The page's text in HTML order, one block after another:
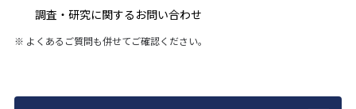
調査・研究に関するお問い合わせ
※ よくあるご質問も併せてご確認ください。